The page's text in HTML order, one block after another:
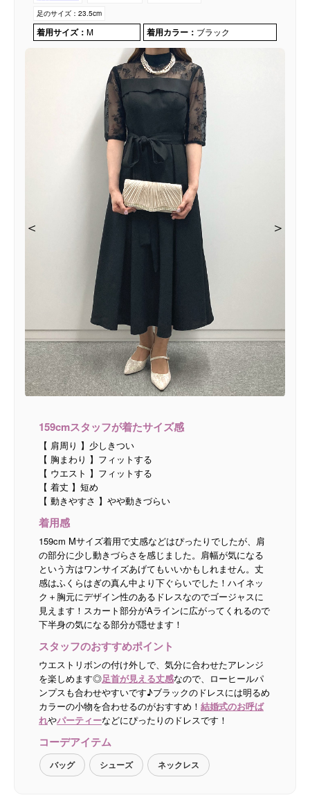
足のサイズ： 23.5cm
着用サイズ： M 着用カラー： ブラック
＜ ＞
＜ ＞
＜ ＞
＜ ＞
159cmスタッフが着たサイズ感
【 肩周り 】少しきつい
【 胸まわり 】フィットする
【 ウエスト 】フィットする
【 着丈 】短め
【 動きやすさ 】やや動きづらい
着用感
159cm Mサイズ着用で丈感などはぴったりでしたが、肩
の部分に少し動きづらさを感じました。肩幅が気になる
という方はワンサイズあげてもいいかもしれません。丈
感はふくらはぎの真ん中より下ぐらいでした！ハイネッ
ク＋胸元にデザイン性のあるドレスなのでゴージャスに
見えます！スカート部分がAラインに広がってくれるので
下半身の気になる部分が隠せます！
スタッフのおすすめポイント
ウエストリボンの付け外しで、気分に合わせたアレンジ
を楽しめます◎足首が見える丈感なので、ローヒールパ
ンプスも合わせやすいです♪ブラックのドレスには明るめ
カラーの小物を合わせるのがおすすめ！ 結婚式のお呼ば
れやパーティーなどにぴったりのドレスです！
コーデアイテム
バッグ シューズ ネックレス